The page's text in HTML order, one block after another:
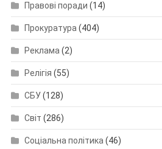
Правові поради (14)
Прокуратура (404)
Реклама (2)
Релігія (55)
СБУ(128)
Світ (286)
Соціальна політика (46)